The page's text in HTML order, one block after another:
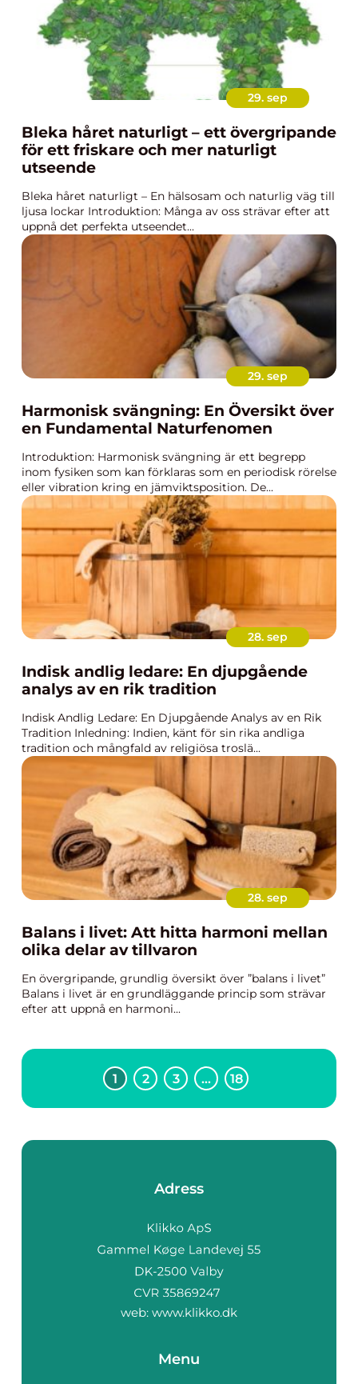
29. sep
Bleka håret naturligt – ett övergripande
för ett friskare och mer naturligt
utseende
Bleka håret naturligt – En hälsosam och naturlig väg till
ljusa lockar Introduktion: Många av oss strävar efter att
uppnå det perfekta utseendet...
29. sep
Harmonisk svängning: En Översikt över
en Fundamental Naturfenomen
Introduktion: Harmonisk svängning är ett begrepp
inom fysiken som kan förklaras som en periodisk rörelse
eller vibration kring en jämviktsposition. De...
28. sep
Indisk andlig ledare: En djupgående
analys av en rik tradition
Indisk Andlig Ledare: En Djupgående Analys av en Rik
Tradition Inledning: Indien, känt för sin rika andliga
tradition och mångfald av religiösa troslä...
28. sep
Balans i livet: Att hitta harmoni mellan
olika delar av tillvaron
En övergripande, grundlig översikt över ”balans i livet”
Balans i livet är en grundläggande princip som strävar
efter att uppnå en harmoni...
1 2 3 … 18
Adress
web: www.klikko.dk
Menu